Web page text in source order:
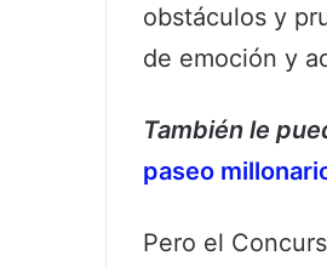
obstáculos y
de emoción y
También le
paseo
Pero el